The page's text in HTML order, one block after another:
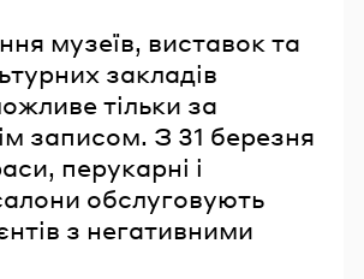
музеїв, виставок та
закладів
тільки за
записом. З 31 березня
перукарні і
обслуговують
з негативними